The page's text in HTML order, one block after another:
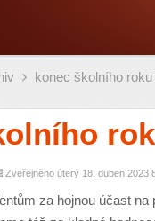
konec školního roku
Zveřejněno úterý 18. duben 2023
za hojnou účast